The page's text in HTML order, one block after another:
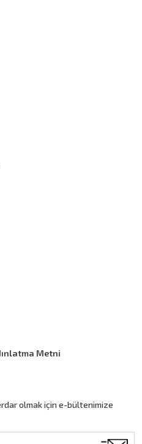
Metni
olmak için e-bültenimize